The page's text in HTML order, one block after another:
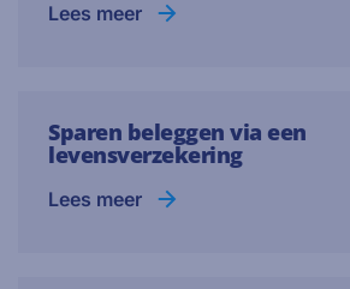
Lees meer
Sparen beleggen via een
levensverzekering
Lees meer